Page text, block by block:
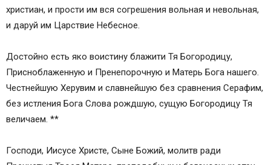
христиан, и прости им вся согрешения вольная и невольная,
и даруй им Царствие Небесное.
Достойно есть яко воистину блажити Тя Богородицу,
Присноблаженную и Пренепорочную и Матерь Бога нашего.
Честнейшую Херувим и славнейшую без сравнения Серафим,
без истления Бога Слова рождшую, сущую Богородицу Тя
величаем. **
Господи, Иисусе Христе, Сыне Божий, молитв ради